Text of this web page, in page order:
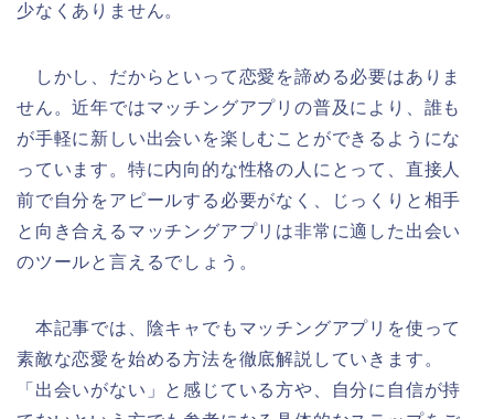
少なくありません。
しかし、だからといって恋愛を諦める必要はありま
せん。近年ではマッチングアプリの普及により、誰も
が手軽に新しい出会いを楽しむことができるようにな
っています。特に内向的な性格の人にとって、直接人
前で自分をアピールする必要がなく、じっくりと相手
と向き合えるマッチングアプリは非常に適した出会い
のツールと言えるでしょう。
本記事では、陰キャでもマッチングアプリを使って
素敵な恋愛を始める方法を徹底解説していきます。
「出会いがない」と感じている方や、自分に自信が持